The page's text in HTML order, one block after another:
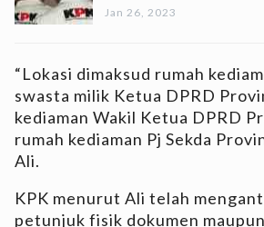
Jan 26, 2023
“Lokasi dimaksud rumah
swasta milik Ketua DPRD
kediaman Wakil Ketua DPRD
rumah kediaman Pj Sekda
Ali.
KPK menurut Ali telah
petunjuk fisik dokumen